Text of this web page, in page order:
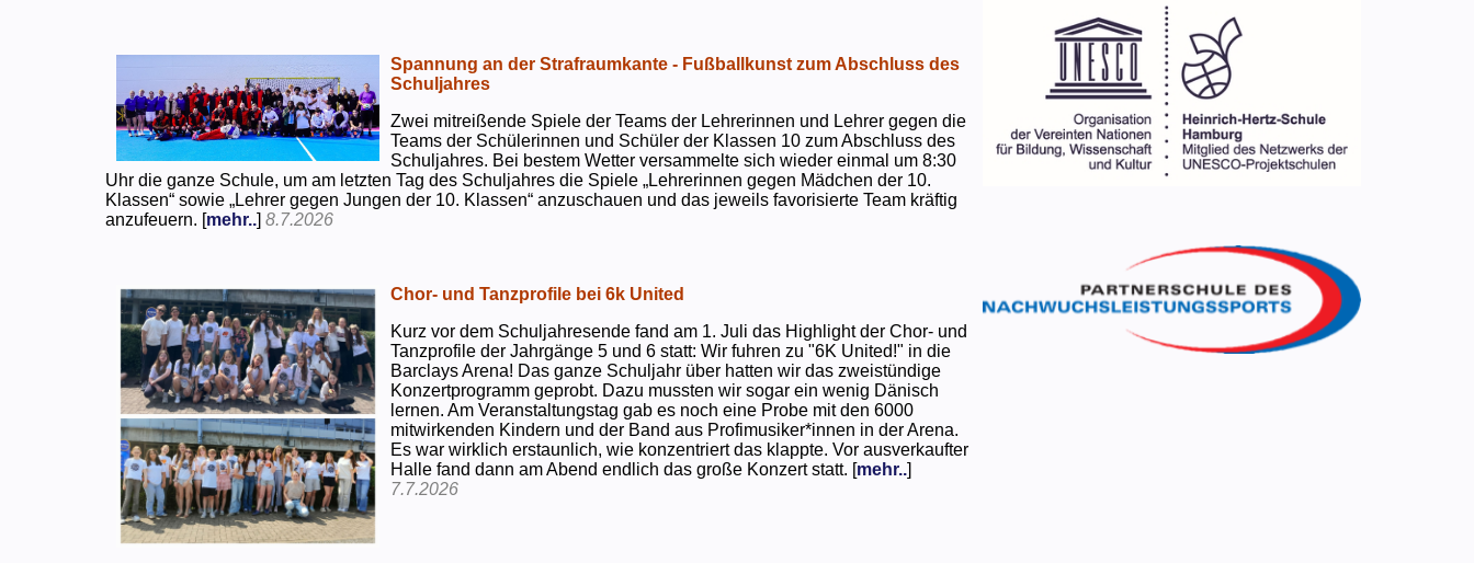
Spannung an der Strafraumkante - Fußballkunst zum Abschluss des
Schuljahres
Zwei mitreißende Spiele der Teams der Lehrerinnen und Lehrer gegen die
Teams der Schülerinnen und Schüler der Klassen 10 zum Abschluss des
Schuljahres. Bei bestem Wetter versammelte sich wieder einmal um 8:30
Uhr die ganze Schule, um am letzten Tag des Schuljahres die Spiele „Lehrerinnen gegen Mädchen der 10.
Klassen“ sowie „Lehrer gegen Jungen der 10. Klassen“ anzuschauen und das jeweils favorisierte Team kräftig
anzufeuern. [mehr..]8.7.2026
Chor- und Tanzprofile bei 6k United
Kurz vor dem Schuljahresende fand am 1. Juli das Highlight der Chor- und
Tanzprofile der Jahrgänge 5 und 6 statt: Wir fuhren zu "6K United!" in die
Barclays Arena! Das ganze Schuljahr über hatten wir das zweistündige
Konzertprogramm geprobt. Dazu mussten wir sogar ein wenig Dänisch
lernen. Am Veranstaltungstag gab es noch eine Probe mit den 6000
mitwirkenden Kindern und der Band aus Profimusiker*innen in der Arena.
Es war wirklich erstaunlich, wie konzentriert das klappte. Vor ausverkaufter
Halle fand dann am Abend endlich das große Konzert statt. [mehr..]
7.7.2026